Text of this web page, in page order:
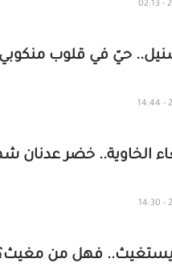
حيّ في قلوب
الخاوية.. خضر عدنان
فهل من